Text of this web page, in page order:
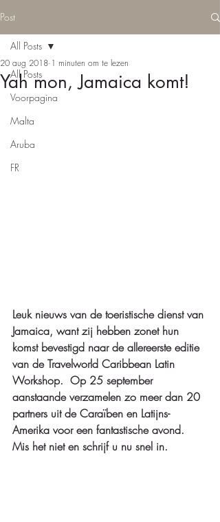
Post
All Posts
Voorpagina
Malta
Aruba
FR
All Posts
Yah mon, Jamaica komt!
20 aug 2018 1 minuten om te lezen
Leuk nieuws van de toeristische dienst van
Jamaica, want zij hebben zonet hun
komst bevestigd naar de allereerste editie
van de Travelworld Caribbean Latin
Workshop.  Op 25 september
aanstaande verzamelen zo meer dan 20
partners uit de Caraïben en Latijns-
Amerika voor een fantastische avond.
Mis het niet en schrijf u nu snel in.